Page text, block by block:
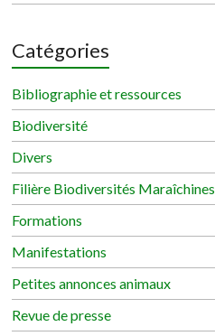
Catégories
Bibliographie et ressources
Biodiversité
Divers
Filière Biodiversités Maraîchines
Formations
Manifestations
Petites annonces animaux
Revue de presse